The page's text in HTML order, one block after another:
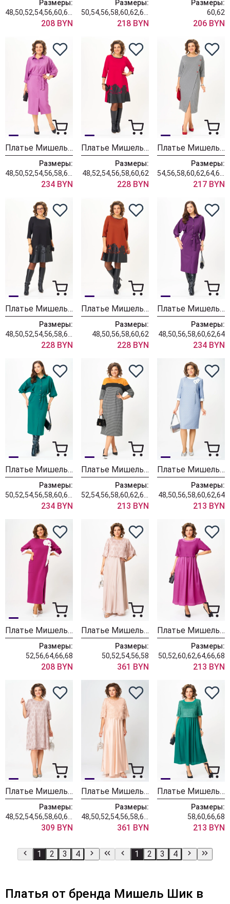
Размеры:
208 BYN
Размеры:
218 BYN
Размеры:
60,62
206 BYN
Платье Мишель Шик 2189 нежная сирень
Размеры:
234 BYN
Платье Мишель Шик 2140/1 красный
Размеры:
48,52,54,56,58,60,62
228 BYN
Платье Мишель Шик 2190 черно-белый
Размеры:
217 BYN
Платье Мишель Шик 2140-1 черный
Размеры:
228 BYN
Платье Мишель Шик 2140-1 терракот
Размеры:
48,50,56,58,60,62
228 BYN
Платье Мишель Шик 2189 сливовый
Размеры:
48,50,56,58,60,62,64
234 BYN
Платье Мишель Шик 2189 изумрудный
Размеры:
234 BYN
Платье Мишель Шик 2188 гусиная лапка + горчица
Размеры:
213 BYN
Платье Мишель Шик 2185 голубой
Размеры:
48,50,56,58,60,62,64
213 BYN
Платье Мишель Шик 2183 фуксия
Размеры:
52,56,64,66,68
208 BYN
Платье Мишель Шик 2186 пыльная роза
Размеры:
50,52,54,56,58
361 BYN
Платье Мишель Шик 2173 фуксия
Размеры:
50,52,60,62,64,66,68
213 BYN
Платье Мишель Шик 2187 пудра
Размеры:
309 BYN
Платье Мишель Шик 2186 персик
Размеры:
361 BYN
Платье Мишель Шик 2173 изумрудный
Размеры:
58,60,66,68
213 BYN
1 2 3 4 1 2 3 4
Платья от бренда Мишель Шик в